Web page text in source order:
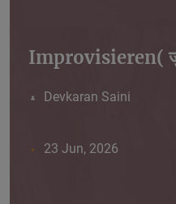
Improvisieren(
Devkaran Saini
23 Jun, 2026